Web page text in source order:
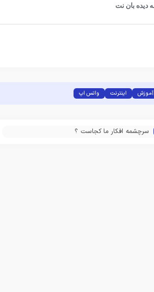
آموزش اینترنت واتس اپ
سرچشمه افکار ما کجاست ؟